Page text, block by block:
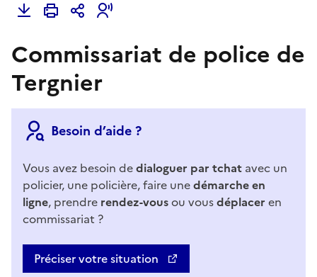
Commissariat de police de
Tergnier
Besoin d’aide ?
Vous avez besoin dedialoguer par tchat avec un
policier, une policière, faire unedémarche en
ligne, prendre rendez-vousou vousdéplacer en
commissariat ?
Préciser votre situation